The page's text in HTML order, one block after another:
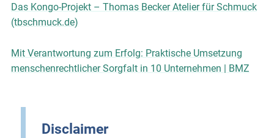
Das Kongo-Projekt – Thomas Becker Atelier für Schmuck
(tbschmuck.de)
Mit Verantwortung zum Erfolg: Praktische Umsetzung
menschenrechtlicher Sorgfalt in 10 Unternehmen | BMZ
Disclaimer